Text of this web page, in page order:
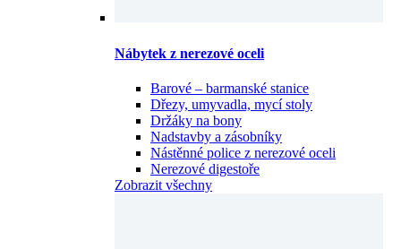
Nábytek z nerezové oceli
Barové – barmanské stanice
Dřezy, umyvadla, mycí stoly
Držáky na bony
Nadstavby a zásobníky
Nástěnné police z nerezové oceli
Nerezové digestoře
Zobrazit všechny